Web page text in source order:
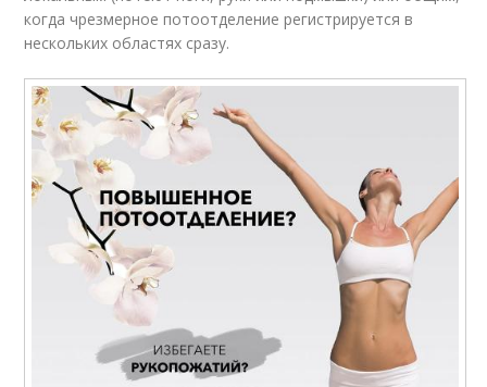
когда чрезмерное потоотделение регистрируется в
нескольких областях сразу.